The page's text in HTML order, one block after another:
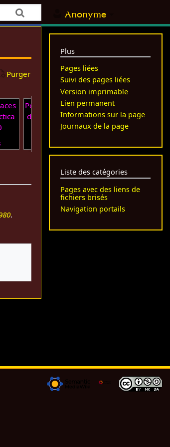
Anonyme
Purger
Portail:Technologie
de Galactica 1980
Portail:Vaisseaux
de Galactica
1980
.
Plus
Pages liées
Suivi des pages liées
Version imprimable
Lien permanent
Informations sur la page
Journaux de la page
Liste des catégories
Pages avec des liens de
fichiers brisés
Navigation portails